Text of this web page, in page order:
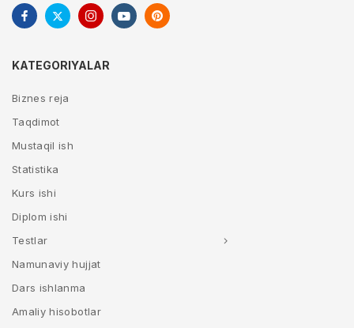
KATEGORIYALAR
Biznes reja
Taqdimot
Mustaqil ish
Statistika
Kurs ishi
Diplom ishi
Testlar
Namunaviy hujjat
Dars ishlanma
Amaliy hisobotlar